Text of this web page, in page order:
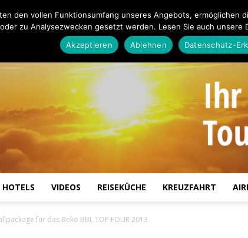
HOTELS VIDEOS REISEKÜCHE KREUZFAHRT
für das Beko BBL TOP FOUR 2013.
den vollen Funktionsumfang unseres Angebots, ermöglichen
oder zu Analysezwecken gesetzt werden. Lesen Sie auch unsere
Akzeptieren
Ablehnen Datenschutz-